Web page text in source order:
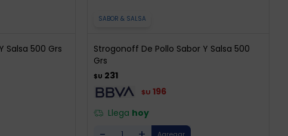
Salsa 500 Grs
SABOR & SALSA
Strogonoff De Pollo Sabor Y Salsa 500
Grs
$U 231
$U 196
Llega hoy